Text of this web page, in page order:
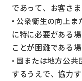
であって、お客さ
• 公衆衛生の向上
に特に必要がある
ことが困難である
• 国または地方公
するうえで、協力